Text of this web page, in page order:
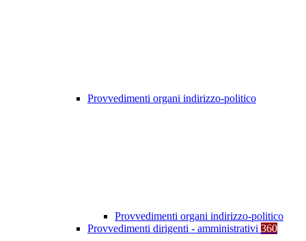
Provvedimenti organi indirizzo-politico
Provvedimenti organi indirizzo-politico
Provvedimenti dirigenti - amministrativi 360